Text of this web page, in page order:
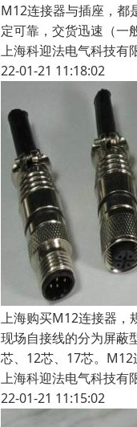
M12连接器与插座，都
定可靠，交货迅速（一
上海科迎法电气科技有
22-01-21 11:18:02
上海购买M12连接器，
现场自接线的分为屏蔽
芯、12芯、17芯。M12
上海科迎法电气科技有
22-01-21 11:15:02